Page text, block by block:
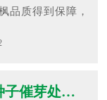
品质得到保障，
贵州元宝枫种子催芽处理方法